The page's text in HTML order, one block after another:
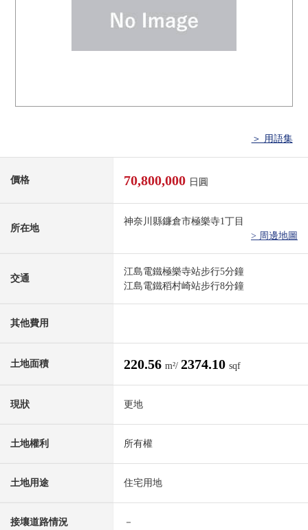
＞ 用語集
價格 70,800,000 日圓
所在地
神奈川縣鐮倉市極樂寺1丁目
> 周邊地圖
交通
江島電鐵極樂寺站步行5分鐘
江島電鐵稻村崎站步行8分鐘
其他費用
土地面積 220.56 m²/ 2374.10 sqf
現狀 更地
土地權利 所有權
土地用途 住宅用地
接壤道路情況 －